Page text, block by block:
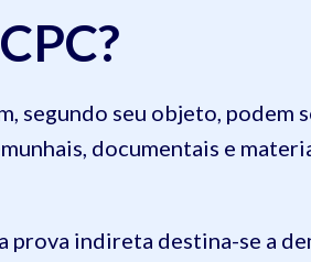
segundo seu objeto, podem
documentais e
prova indireta destina-se a